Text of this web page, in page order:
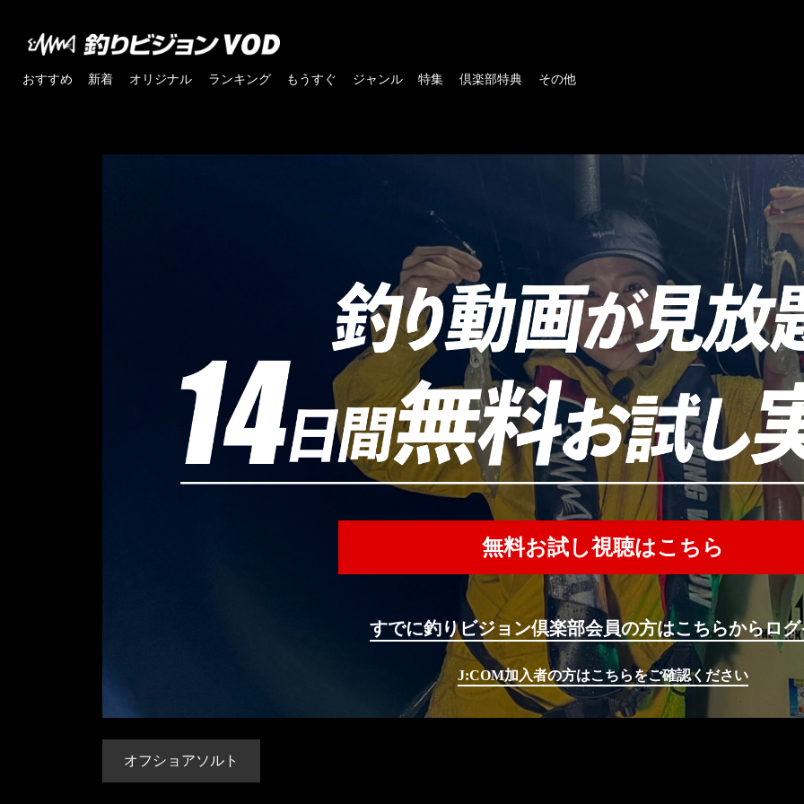
おすすめ 新着 オリジナル ランキング もうすぐ ジャンル 特集 倶楽部特典 その他
無料お試し視聴はこちら
すでに釣りビジョン倶楽部会員の方はこちらからロ
J:COM加入者の方はこちらをご確認ください
オフショアソルト